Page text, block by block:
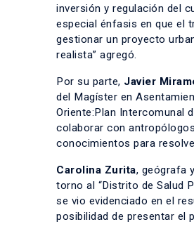
inversión y regulación del
especial énfasis en que el
gestionar un proyecto
realista” agregó.
Por su parte, Javier
del Magíster en
Oriente:​Plan Intercomunal
colaborar con
conocimientos para
Carolina Zurita, geógrafa
torno al “Distrito de Salud
se vio evidenciado en el
posibilidad de presentar el